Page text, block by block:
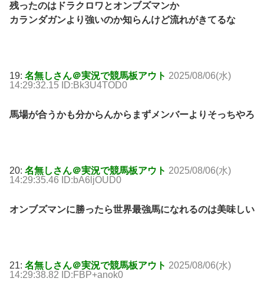
残ったのはドラクロワとオンブズマンか
カランダガンより強いのか知らんけど流れがきてるな
19: 名無しさん＠実況で競馬板アウト 2025/08/06(水)
14:29:32.15 ID:Bk3U4TOD0
馬場が合うかも分からんからまずメンバーよりそっちやろ
20: 名無しさん＠実況で競馬板アウト 2025/08/06(水)
14:29:35.46 ID:bA6ljOUD0
オンブズマンに勝ったら世界最強馬になれるのは美味しい
21: 名無しさん＠実況で競馬板アウト 2025/08/06(水)
14:29:38.82 ID:FBP+anok0